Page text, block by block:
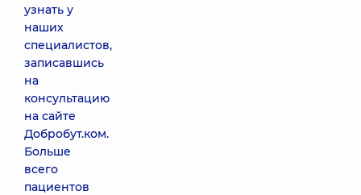
узнать у
наших
специалистов,
записавшись
на
консультацию
на сайте
Добробут.ком.
Больше
всего
пациентов